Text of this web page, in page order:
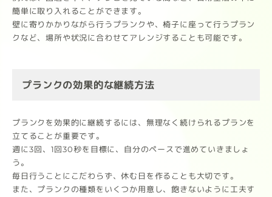
簡単に取り入れることができます。
壁に寄りかかりながら行うプランクや、椅子に座って行うプラン
クなど、場所や状況に合わせてアレンジすることも可能です。
プランクの効果的な継続方法
プランクを効果的に継続するには、無理なく続けられるプランを
立てることが重要です。
週に3回、1回30秒を目標に、自分のペースで進めていきましょ
う。
毎日行うことにこだわらず、休む日を作ることも大切です。
また、プランクの種類をいくつか用意し、飽きないように工夫す